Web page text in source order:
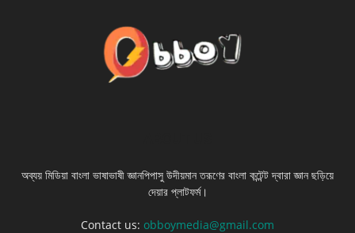
অব্যয় মিডিয়া বাংলা ভাষাভাষী জ্ঞানপিপাসু উদীয়মান তরূণের বাংলা কন্টেন্ট দ্বারা জ্ঞান ছড়িয়ে
দেয়ার প্লাটফর্ম।
Contact us: obboymedia@gmail.com